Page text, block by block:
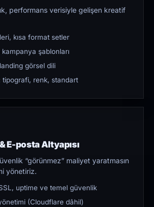
performans verisiyle gelişen kreatif
kısa format setler
şablonları
görsel dili
tipografi, renk, standart
E-posta Altyapısı
“görünmez” maliyet yaratmasın
yönetiriz.
uptime ve temel güvenlik
(Cloudflare dâhil)